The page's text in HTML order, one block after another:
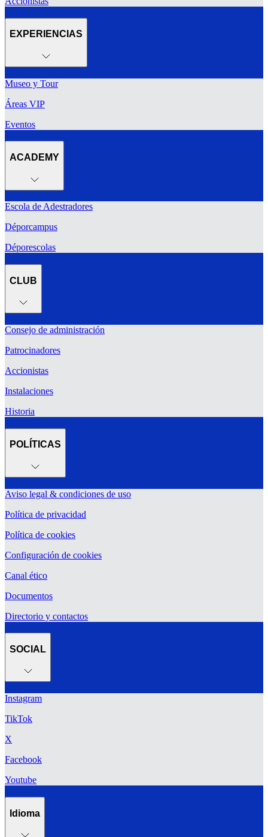
EXPERIENCIAS
Museo y Tour
Áreas VIP
Eventos
ACADEMY
Escola de Adestradores
Déporcampus
Déporescolas
CLUB
Consejo de administración
Patrocinadores
Accionistas
Instalaciones
Historia
POLÍTICAS
Aviso legal & condiciones de uso
Política de privacidad
Política de cookies
Configuración de cookies
Canal ético
Documentos
Directorio y contactos
SOCIAL
Instagram
TikTok
X
Facebook
Youtube
Idioma